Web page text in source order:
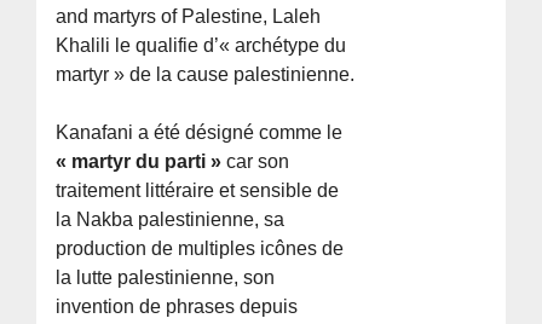
and martyrs of Palestine, Laleh
Khalili le qualifie d’« archétype du
martyr » de la cause palestinienne.
Kanafani a été désigné comme le
« martyr du parti » car son
traitement littéraire et sensible de
la Nakba palestinienne, sa
production de multiples icônes de
la lutte palestinienne, son
invention de phrases depuis